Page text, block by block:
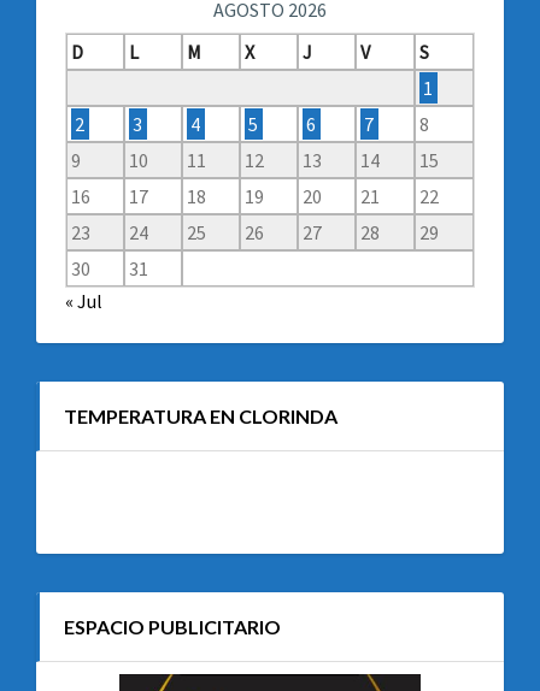
AGOSTO 2026
D
L M X J V
S
1
2
3 4 5 6 7
8
9
10 11 12 13 14
15
16
17 18 19 20 21
22
23
24 25 26 27 28
29
30
31
« Jul
TEMPERATURA EN CLORINDA
ESPACIO PUBLICITARIO